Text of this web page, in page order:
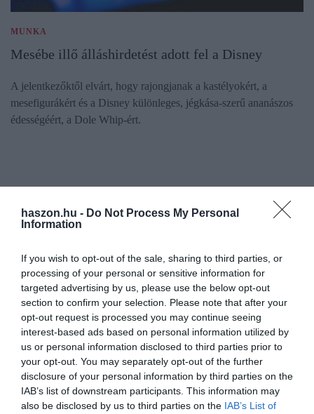
haszon.hu - Do Not Process My Personal
Information
If you wish to opt-out of the sale, sharing to third parties, or
processing of your personal or sensitive information for
targeted advertising by us, please use the below opt-out
section to confirm your selection. Please note that after your
opt-out request is processed you may continue seeing
interest-based ads based on personal information utilized by
us or personal information disclosed to third parties prior to
your opt-out. You may separately opt-out of the further
disclosure of your personal information by third parties on the
IAB’s list of downstream participants. This information may
also be disclosed by us to third parties on the IAB’s List of
MUNKA
Mesébe illő álláshirdetést adott fel a Disney
A jelentkezőktől elvárt, hogy rajongjanak a kastélyokért, a
mesefigurákért és a Disney különleges, jégkása-szerű ananászos
édességéért, a Dole Whip-ért.